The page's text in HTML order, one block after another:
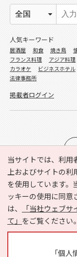
当サイトでは、利用
上およびサイトの利
を使用しています。
ッキーの使用に同意
は、
「当社ウェブ
て」 をご覧ください。
「個
e-NAVITA（イーナ
利用規約
個
サイトマップ
人気キーワード
居酒屋 和食 焼き鳥
フランス料理
アジア料理
カラオケ
ビジネスホテル
法律事務所
掲載者ログイン